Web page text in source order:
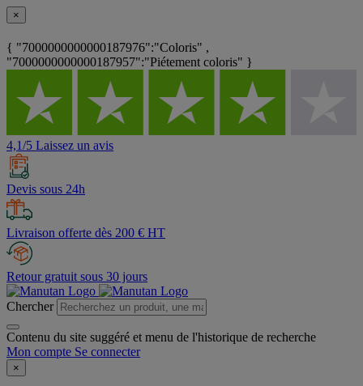
×
{ "7000000000000187976":"Coloris" ,
"7000000000000187957":"Piétement coloris" }
4,1/5 Laissez un avis
Devis sous 24h
Livraison offerte dès 200 € HT
Retour gratuit sous 30 jours
Chercher
Contenu du site suggéré et menu de l'historique de recherche
Mon compte Se connecter
×